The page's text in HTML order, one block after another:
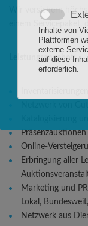
Wir versichern
Leistungsangebot:
Präsenzauktionen
Online-
Erbringung aller
Marketing und
Lokal,
Netzwerk aus